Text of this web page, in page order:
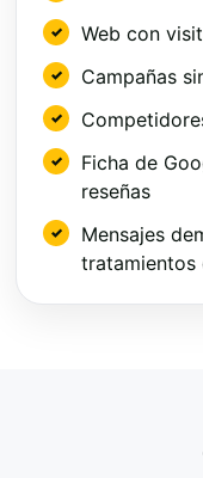
Web con
Campañas
Ficha de
reseñas
Mensajes
tratamientos